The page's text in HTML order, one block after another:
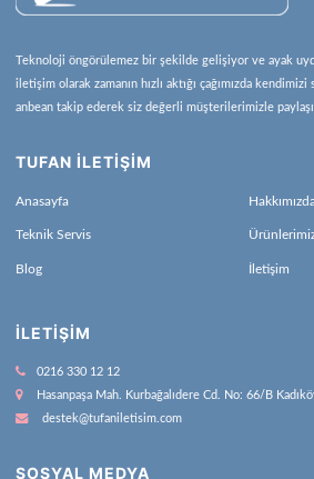
Teknoloji öngörülemez bir şekilde gelişiyor ve ayak
iletişim olarak zamanın hızlı aktığı çağımızda
anbean takip ederek siz değerli müşterilerimizle
TUFAN İLETİŞİM
Anasayfa
Teknik Servis
Blog İletişim
İLETIŞIM
0216 330 12 12
Hasanpaşa Mah. Kurbağalıdere Cd. No: 66/B
destek@tufaniletisim.com
SOSYAL MEDYA